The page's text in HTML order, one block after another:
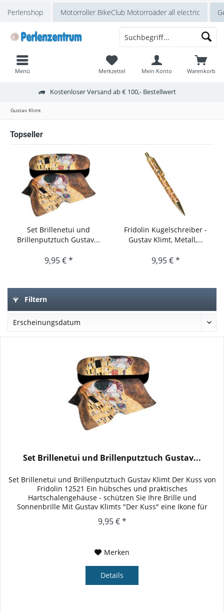
Perlenshop Motorroller BikeClub Motorroäder all electric
Kostenloser Versand ab € 100,- Bestellwert
Warenkorb
Merkzettel Mein Konto
Menü
Gustav Klimt
Topseller
Set Brillenetui und
Brillenputztuch Gustav...
9,95 € *
Fridolin Kugelschreiber -
Gustav Klimt, Metall,...
9,95 € *
Filtern
Set Brillenetui und Brillenputztuch Gustav...
Set Brillenetui und Brillenputztuch Gustav Klimt Der Kuss von
Fridolin 12521 Ein hübsches und praktisches
Hartschalengehäuse - schützen Sie Ihre Brille und
Sonnenbrille Mit Gustav Klimts "Der Kuss" eine Ikone für
Verliebte...
9,95 € *
Merken
Details